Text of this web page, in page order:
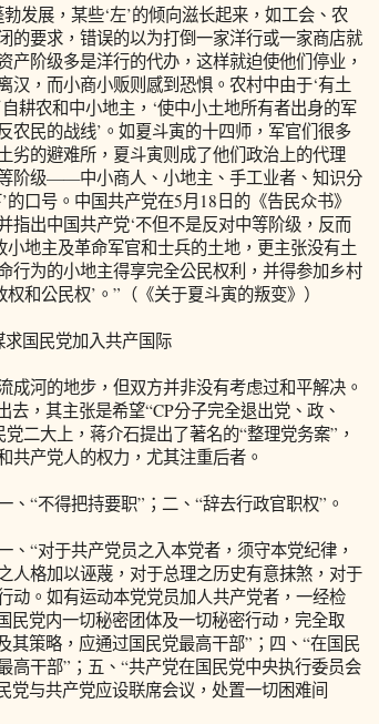
展，某些‘左’的倾向滋长起来，如工会、农
的要求，错误的以为打倒一家洋行或一家商店就
产阶级多是洋行的代办，这样就迫使他们停业，
汉，而小商小贩则感到恐惧。农村中由于‘有土
耕农和中小地主，‘使中小土地所有者出身的军
农民的战线’。如夏斗寅的十四师，军官们很多
劣的避难所，夏斗寅则成了他们政治上的代理
阶级——中小商人、小地主、手工业者、知识分
口号。中国共产党在5月18日的《告民众书》
指出中国共产党‘不但不是反对中等阶级，反而
小地主及革命军官和士兵的土地，更主张没有土
行为的小地主得享完全公民权利，并得参加乡村
和公民权’。”（《关于夏斗寅的叛变》）
国民党加入共产国际
河的地步，但双方并非没有考虑过和平解决。
，其主张是希望“CP分子完全退出党、政、
二大上，蒋介石提出了著名的“整理党务案”，
共产党人的权力，尤其注重后者。
“不得把持要职”；二、“辞去行政官职权”。
“对于共产党员之入本党者，须守本党纪律，
人格加以诬蔑，对于总理之历史有意抹煞，对于
动。如有运动本党党员加人共产党者，一经检
民党内一切秘密团体及一切秘密行动，完全取
其策略，应通过国民党最高干部”；四、“在国民
高干部”；五、“共产党在国民党中央执行委员会
党与共产党应设联席会议，处置一切困难间